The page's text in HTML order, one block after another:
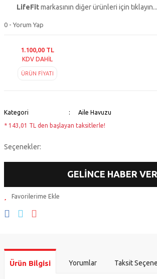
LifeFitmarkasının diğer ürünleri için tıklayın...
0 - Yorum Yap
1.100,00 TL
KDV DAHİL
ÜRÜN FİYATI
Kategori
Aile Havuzu
* 143,01 TL den başlayan taksitlerle!
Seçenekler:
GELİNCE HABER VER
Ürün Bilgisi Yorumlar Taksit